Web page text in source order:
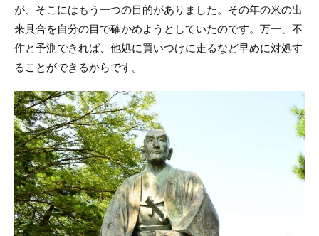
が、そこにはもう一つの目的がありました。その年の米の出
来具合を自分の目で確かめようとしていたのです。万一、不
作と予測できれば、他処に買いつけに走るなど早めに対処す
ることができるからです。